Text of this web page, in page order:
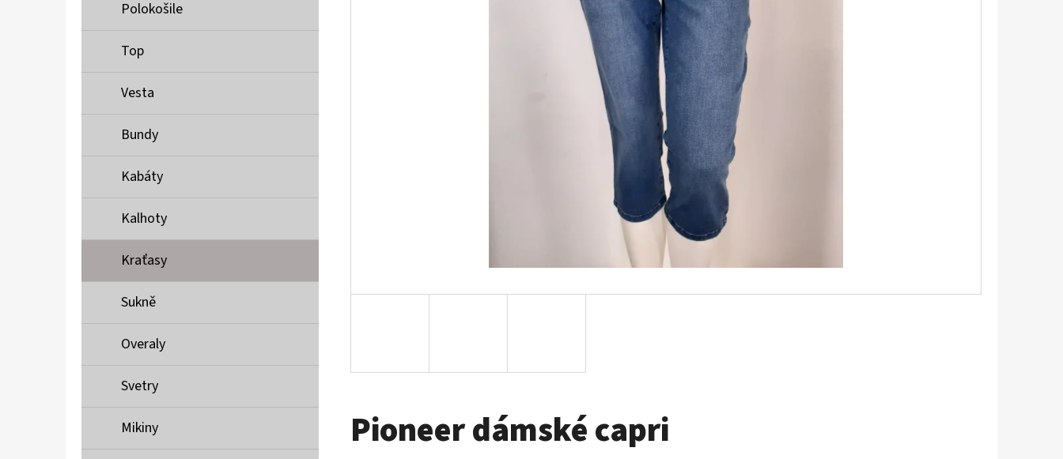
Polokošile
Top
Vesta
Bundy
Kabáty
Kalhoty
Kraťasy
Sukně
Overaly
Svetry
Mikiny Pioneer dámské capri
MUSTANG PÁSEK
MUSTANG PÁNSKÉ TRIKO S KRÁTKÝM
RUKÁVEM
399 Kč